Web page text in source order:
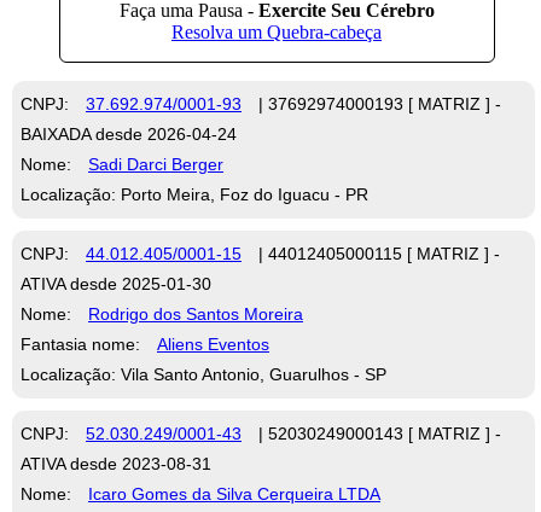
CNPJ: 37.692.974/0001-93
| 37692974000193 [ MATRIZ ] -
BAIXADA desde 2026-04-24
Nome:
Sadi Darci Berger
Localização: Porto Meira, Foz do Iguacu - PR
CNPJ: 44.012.405/0001-15
| 44012405000115 [ MATRIZ ] -
ATIVA desde 2025-01-30
Nome:
Rodrigo dos Santos Moreira
Fantasia nome:
Aliens Eventos
Localização: Vila Santo Antonio, Guarulhos - SP
CNPJ: 52.030.249/0001-43
| 52030249000143 [ MATRIZ ] -
ATIVA desde 2023-08-31
Nome:
Icaro Gomes da Silva Cerqueira LTDA